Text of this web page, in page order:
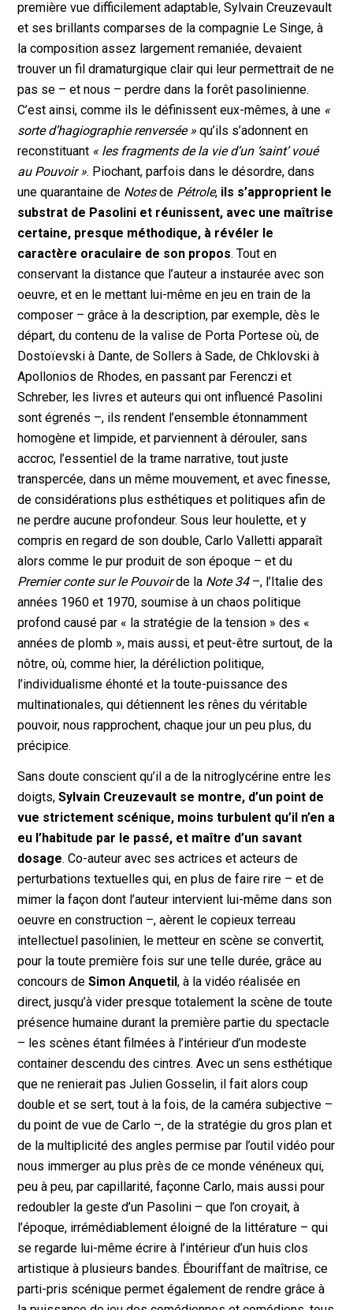
première vue difficilement adaptable, Sylvain Creuzevault
et ses brillants comparses de la compagnie Le Singe, à
la composition assez largement remaniée, devaient
trouver un fil dramaturgique clair qui leur permettrait de ne
pas se – et nous – perdre dans la forêt pasolinienne.
C’est ainsi, comme ils le définissent eux-mêmes, à une «
sorte d’hagiographie renversée » qu’ils s’adonnent en
reconstituant « les fragments de la vie d’un ‘saint’ voué
au Pouvoir ». Piochant, parfois dans le désordre, dans
une quarantaine de Notesde Pétrole, ils s’approprient le
substrat de Pasolini et réunissent, avec une maîtrise
certaine, presque méthodique, à révéler le
caractère oraculaire de son propos. Tout en
conservant la distance que l’auteur a instaurée avec son
oeuvre, et en le mettant lui-même en jeu en train de la
composer – grâce à la description, par exemple, dès le
départ, du contenu de la valise de Porta Portese où, de
Dostoïevski à Dante, de Sollers à Sade, de Chklovski à
Apollonios de Rhodes, en passant par Ferenczi et
Schreber, les livres et auteurs qui ont influencé Pasolini
sont égrenés –, ils rendent l’ensemble étonnamment
homogène et limpide, et parviennent à dérouler, sans
accroc, l’essentiel de la trame narrative, tout juste
transpercée, dans un même mouvement, et avec finesse,
de considérations plus esthétiques et politiques afin de
ne perdre aucune profondeur. Sous leur houlette, et y
compris en regard de son double, Carlo Valletti apparaît
alors comme le pur produit de son époque – et du
Premier conte sur le Pouvoirde la Note 34 –, l’Italie des
années 1960 et 1970, soumise à un chaos politique
profond causé par « la stratégie de la tension » des «
années de plomb », mais aussi, et peut-être surtout, de la
nôtre, où, comme hier, la déréliction politique,
l’individualisme éhonté et la toute-puissance des
multinationales, qui détiennent les rênes du véritable
pouvoir, nous rapprochent, chaque jour un peu plus, du
précipice.
Sans doute conscient qu’il a de la nitroglycérine entre les
doigts,Sylvain Creuzevault se montre, d’un point de
vue strictement scénique, moins turbulent qu’il n’en a
eu l’habitude par le passé, et maître d’un savant
dosage. Co-auteur avec ses actrices et acteurs de
perturbations textuelles qui, en plus de faire rire – et de
mimer la façon dont l’auteur intervient lui-même dans son
oeuvre en construction –, aèrent le copieux terreau
intellectuel pasolinien, le metteur en scène se convertit,
pour la toute première fois sur une telle durée, grâce au
concours deSimon Anquetil, à la vidéo réalisée en
direct, jusqu’à vider presque totalement la scène de toute
présence humaine durant la première partie du spectacle
– les scènes étant filmées à l’intérieur d’un modeste
container descendu des cintres. Avec un sens esthétique
que ne renierait pas Julien Gosselin, il fait alors coup
double et se sert, tout à la fois, de la caméra subjective –
du point de vue de Carlo –, de la stratégie du gros plan et
de la multiplicité des angles permise par l’outil vidéo pour
nous immerger au plus près de ce monde vénéneux qui,
peu à peu, par capillarité, façonne Carlo, mais aussi pour
redoubler la geste d’un Pasolini – que l’on croyait, à
l’époque, irrémédiablement éloigné de la littérature – qui
se regarde lui-même écrire à l’intérieur d’un huis clos
artistique à plusieurs bandes. Ébouriffant de maîtrise, ce
parti-pris scénique permet également de rendre grâce à